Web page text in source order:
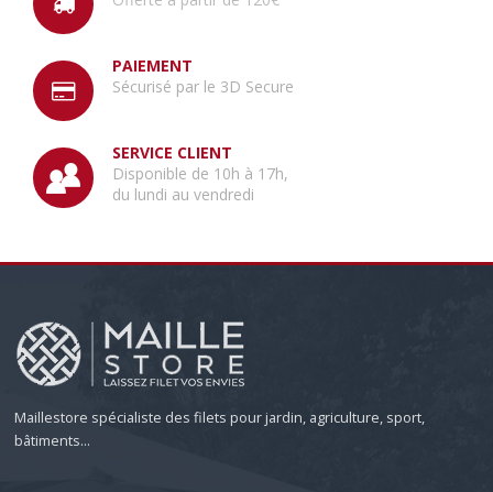
PAIEMENT
Sécurisé par le 3D Secure
SERVICE CLIENT
Disponible de 10h à 17h,
du lundi au vendredi
Maillestore spécialiste des filets pour jardin, agriculture, sport,
bâtiments...